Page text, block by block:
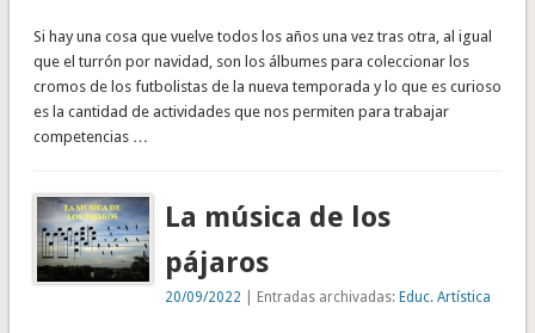
Si hay una cosa que vuelve todos los años una vez tras otra, al igual
que el turrón por navidad, son los álbumes para coleccionar los
cromos de los futbolistas de la nueva temporada y lo que es curioso
es la cantidad de actividades que nos permiten para trabajar
competencias …
La música de los
pájaros
20/09/2022 | Entradas archivadas:Educ. Artística